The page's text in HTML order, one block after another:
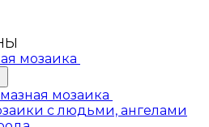
мозаика
мозаика
с людьми, ангелами